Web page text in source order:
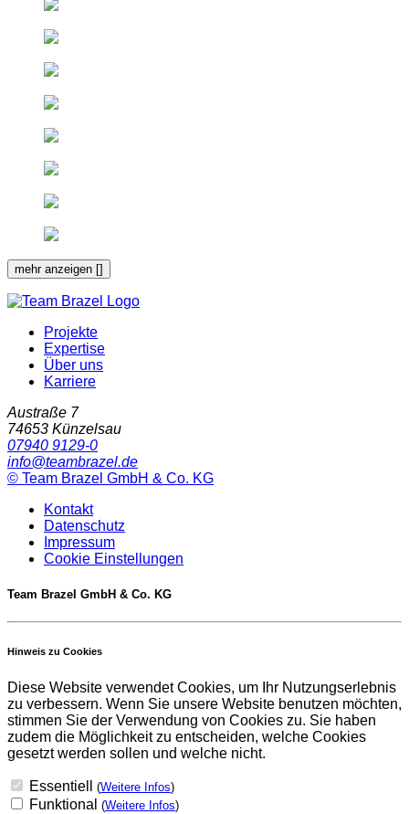
mehr anzeigen []
Projekte
Expertise
Über uns
Karriere
Austraße 7
74653 Künzelsau
07940 9129-0
info@teambrazel.de
© Team Brazel GmbH & Co. KG
Kontakt
Datenschutz
Impressum
Cookie Einstellungen
Team Brazel GmbH & Co. KG
Hinweis zu Cookies
Diese Website verwendet Cookies, um Ihr Nutzungserlebnis
zu verbessern. Wenn Sie unsere Website benutzen möchten,
stimmen Sie der Verwendung von Cookies zu. Sie haben
zudem die Möglichkeit zu entscheiden, welche Cookies
gesetzt werden sollen und welche nicht.
Essentiell (Weitere Infos)
Funktional (Weitere Infos)